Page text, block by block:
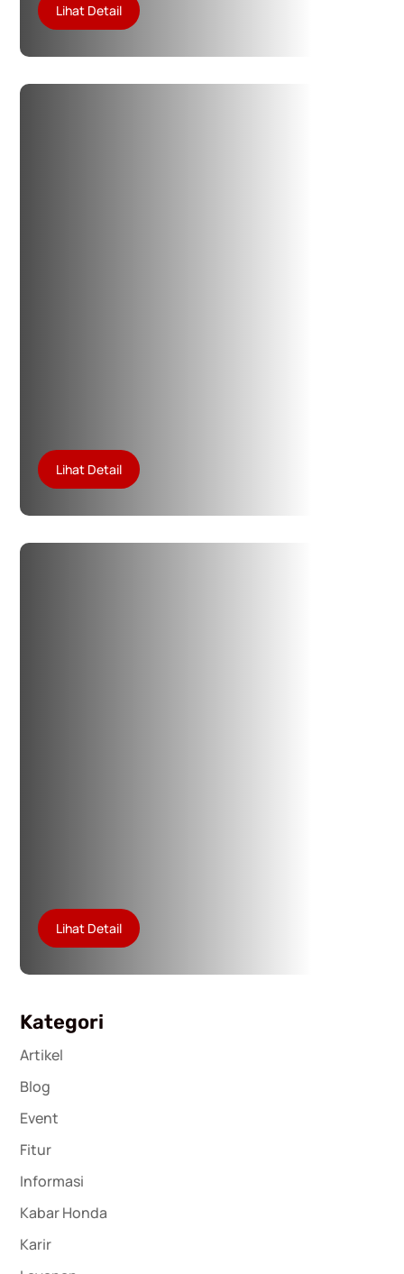
Lihat Detail
Lihat Detail
Lihat Detail
Kategori
Artikel
Blog
Event
Fitur
Informasi
Kabar Honda
Karir